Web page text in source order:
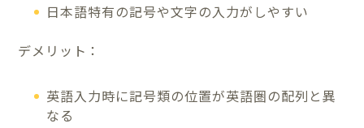
日本語特有の記号や文字の入力がしやすい
デメリット：
英語入力時に記号類の位置が英語圏の配列と異
なる